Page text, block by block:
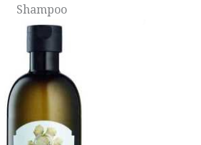
Shampoo